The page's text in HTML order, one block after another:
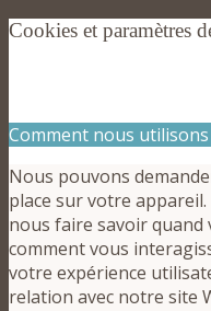
Cookies et paramètres
Comment nous
Nous pouvons
place sur votre
nous faire savoir quand
comment vous
votre expérience
relation avec notre site